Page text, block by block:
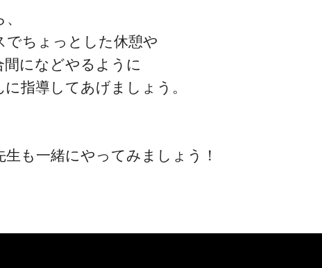
でちょっとした休憩や
間になどやるように
に指導してあげましょう。
生も一緒にやってみましょう！